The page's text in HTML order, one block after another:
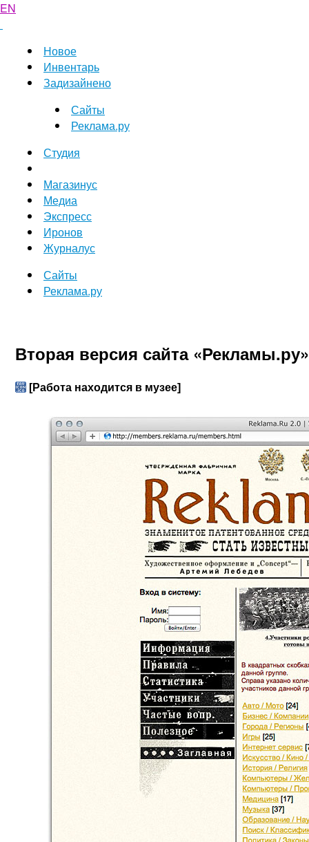
EN
Новое
Инвентарь
Задизайнено
Сайты
Реклама.ру
Студия
Магазинус
Медиа
Экспресс
Иронов
Журналус
Сайты
Реклама.ру
Вторая версия сайта «Рекламы.ру»
[Работа находится в музее]